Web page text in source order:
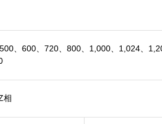
、600、720、800、1,000、1,024、
相